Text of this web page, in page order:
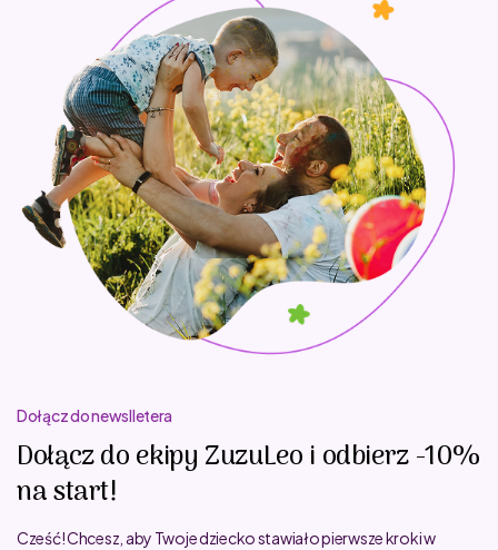
Dołącz do newslletera
Dołącz do ekipy ZuzuLeo i odbierz -10%
na start!
Cześć! Chcesz, aby Twoje dziecko stawiało pierwsze kroki w